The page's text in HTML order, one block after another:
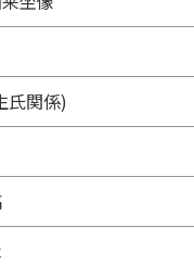
氏関係)